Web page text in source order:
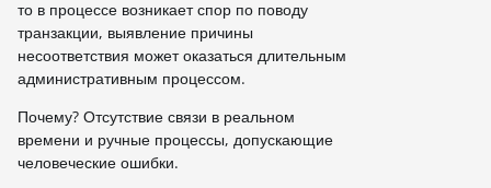
то в процессе возникает спор по поводу
транзакции, выявление причины
несоответствия может оказаться длительным
административным процессом.
Почему? Отсутствие связи в реальном
времени и ручные процессы, допускающие
человеческие ошибки.